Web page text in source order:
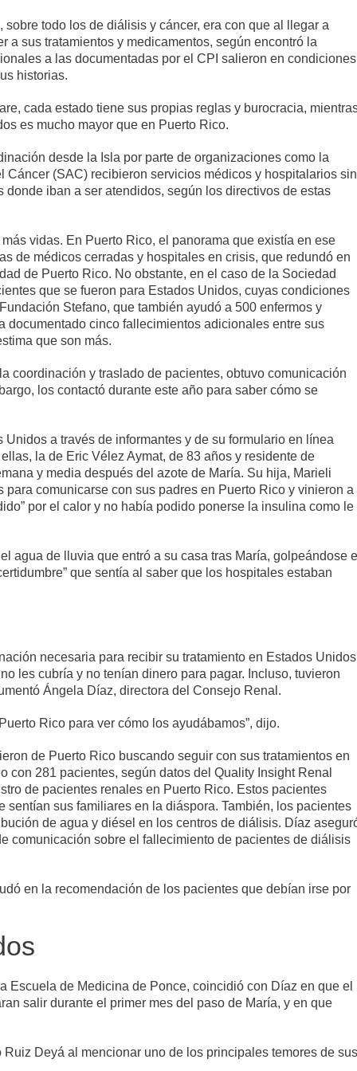
todo los de diálisis y cáncer, era con que al llegar a
a sus tratamientos y medicamentos, según encontró la
a las documentadas por el CPI salieron en condiciones
historias.
cada estado tiene sus propias reglas y burocracia,
es mucho mayor que en Puerto Rico.
desde la Isla por parte de organizaciones como la
(SAC) recibieron servicios médicos y hospitalarios sin
iban a ser atendidos, según los directivos de estas
vidas. En Puerto Rico, el panorama que existía en ese
de médicos cerradas y hospitales en crisis, que redundó en
de Puerto Rico. No obstante, en el caso de la Sociedad
que se fueron para Estados Unidos, cuyas condiciones
Stefano, que también ayudó a 500 enfermos y
documentado cinco fallecimientos adicionales entre sus
que son más.
coordinación y traslado de pacientes, obtuvo comunicación
los contactó durante este año para saber cómo se
a través de informantes y de su formulario en línea
la de Eric Vélez Aymat, de 83 años y residente de
y media después del azote de María. Su hija, Marieli
comunicarse con sus padres en Puerto Rico y vinieron a
por el calor y no había podido ponerse la insulina como le
agua de lluvia que entró a su casa tras María, golpeándose
que sentía al saber que los hospitales estaban
necesaria para recibir su tratamiento en Estados
les cubría y no tenían dinero para pagar. Incluso, tuvieron
Ángela Díaz, directora del Consejo Renal.
Rico para ver cómo los ayudábamos”, dijo.
de Puerto Rico buscando seguir con sus tratamientos en
281 pacientes, según datos del Quality Insight Renal
de pacientes renales en Puerto Rico. Estos pacientes
sus familiares en la diáspora. También, los pacientes
de agua y diésel en los centros de diálisis. Díaz
comunicación sobre el fallecimiento de pacientes de diálisis
en la recomendación de los pacientes que debían irse por
Escuela de Medicina de Ponce, coincidió con Díaz en que el
salir durante el primer mes del paso de María, y en que
Deyá al mencionar uno de los principales temores de sus